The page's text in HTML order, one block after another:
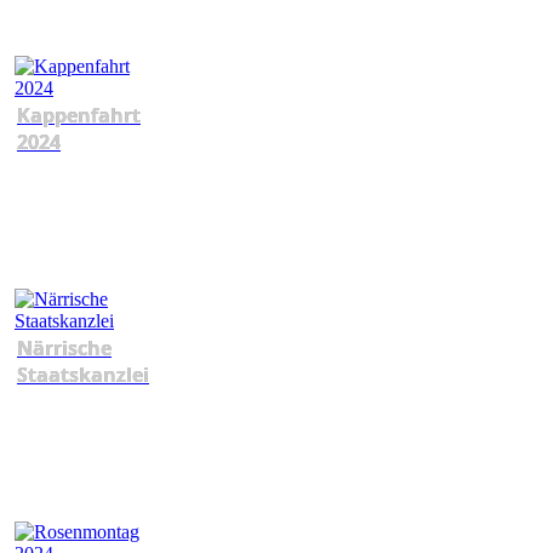
Kappenfahrt
2024
Närrische
Staatskanzlei